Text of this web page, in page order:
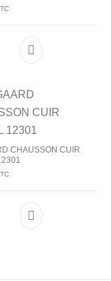
Les options
Ce produit a
Les options
CHAUSSON CUIR
Ce produit a